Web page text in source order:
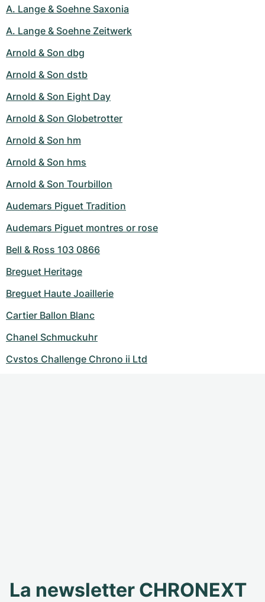
A. Lange & Soehne Saxonia
A. Lange & Soehne Zeitwerk
Arnold & Son dbg
Arnold & Son dstb
Arnold & Son Eight Day
Arnold & Son Globetrotter
Arnold & Son hm
Arnold & Son hms
Arnold & Son Tourbillon
Audemars Piguet Tradition
Audemars Piguet montres or rose
Bell & Ross 103 0866
Breguet Heritage
Breguet Haute Joaillerie
Cartier Ballon Blanc
Chanel Schmuckuhr
Cvstos Challenge Chrono ii Ltd
La newsletter CHRONEXT